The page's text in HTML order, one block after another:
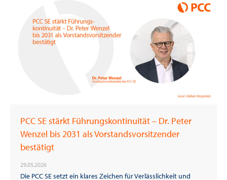
PCC SE stärkt Führungskontinuität – Dr. Peter
Wenzel bis 2031 als Vorstandsvorsitzender
bestätigt
29.05.2026
Die PCC SE setzt ein klares Zeichen für Verlässlichkeit und